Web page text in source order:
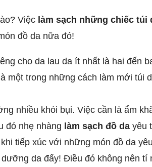
Việc làm sạch những chiếc túi
đồ da nữa đó!
cho da lau da ít nhất là hai đến
trong những cách làm mới túi
nhiều khói bụi. Việc cần là ẩm
đó nhẹ nhàng làm sạch đồ da yêu
tiếp xúc với những món đồ da
da đấy! Điều đó không nên tí